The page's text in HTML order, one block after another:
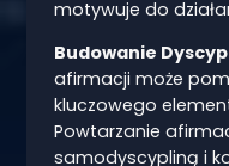
motywuje do
Budowanie
afirmacji może
kluczowego
Powtarzanie
samodyscypliną i